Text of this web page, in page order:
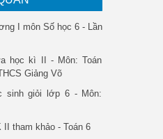
I môn Số học 6 - Lần
học kì II - Môn: Toán
Giảng Võ
sinh giỏi lớp 6 - Môn:
II tham khảo - Toán 6